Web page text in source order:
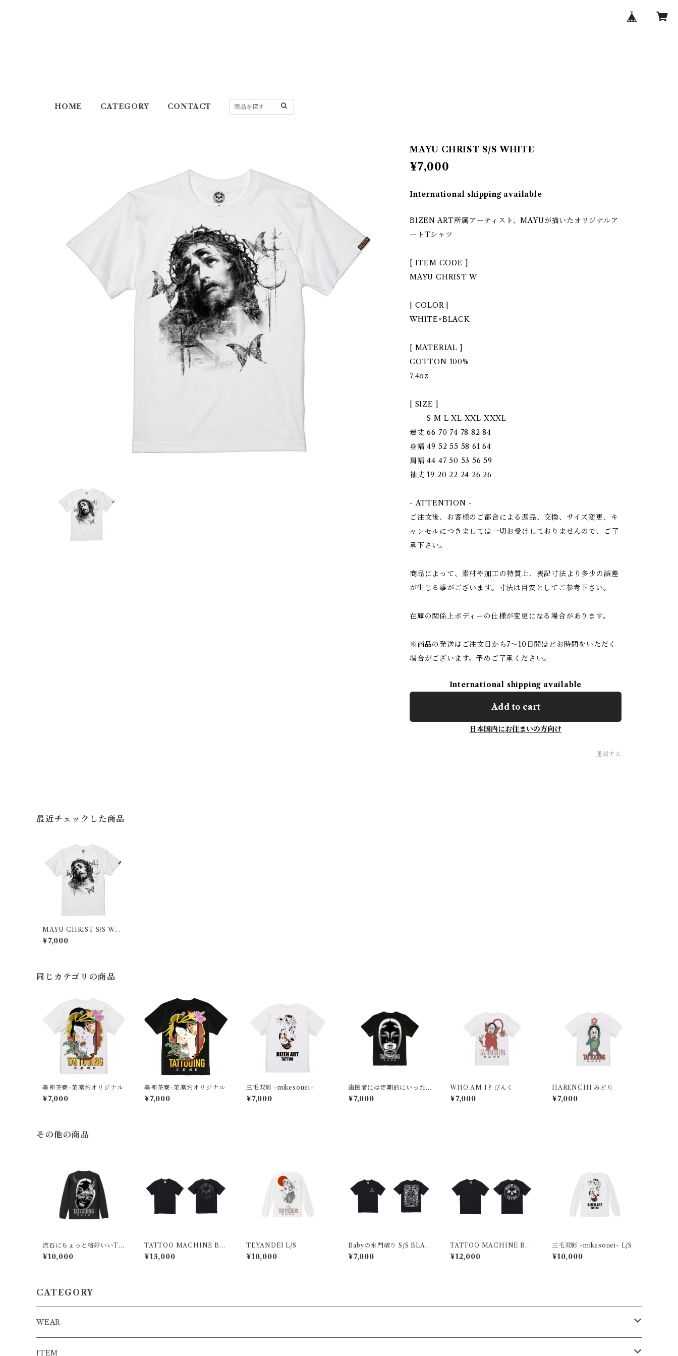
HOME CATEGORY CONTACT
MAYU CHRIST S/S WHITE
¥7,000
International shipping available
BIZEN ART所属アーティスト、MAYUが描いたオリジナルア
ートTシャツ
[ ITEM CODE ]
MAYU CHRIST W
[ COLOR ]
WHITE×BLACK
[ MATERIAL ]
COTTON 100%
7.4oz
[ SIZE ]
S M L XL XXL XXXL
着丈 66 70 74 78 82 84
身幅 49 52 55 58 61 64
肩幅 44 47 50 53 56 59
袖丈 19 20 22 24 26 26
- ATTENTION -
ご注文後、お客様のご都合による返品、交換、サイズ変更、キ
ャンセルにつきましては一切お受けしておりませんので、ご了
承下さい。
商品によって、素材や加工の特質上、表記寸法より多少の誤差
が生じる事がございます。寸法は目安としてご参考下さい。
在庫の関係上ボディーの仕様が変更になる場合があります。
※商品の発送はご注文日から7〜10日間ほどお時間をいただく
場合がございます。予めご了承ください。
International shipping available
Add to cart
日本国内にお住まいの方向け
通報する
最近チェックした商品
MAYU CHRIST S/S WHI
TE
¥7,000
同じカテゴリの商品
美禅茶寮-茉凛灼オリジナル
¥7,000
美禅茶寮-茉凛灼オリジナル
¥7,000
三毛双影 -mikesouei-
¥7,000
歯医者には定期的にいった
方がいい
¥7,000
WHO AM I ? ぴんく
¥7,000
HARENCHI みどり
¥7,000
その他の商品
流石にちょっと格好いいTシ
ャツ L/S
¥10,000
TATTOO MACHINE BL
ACK×REFLECTOR
¥13,000
TEYANDEI L/S
¥10,000
Babyの水門破り S/S BLAC
K
¥7,000
TATTOO MACHINE BL
ACK
¥12,000
三毛双影 -mikesouei- L/S
¥10,000
CATEGORY
WEAR
T-SHIRT
ITEM